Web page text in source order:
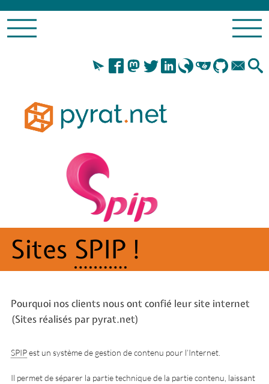
Sites SPIP !
Pourquoi nos clients nous ont confié leur site internet
(Sites réalisés par pyrat.net)
SPIPest un système de gestion de contenu pour l’Internet.
Il permet de séparer la partie technique de la partie contenu, laissant